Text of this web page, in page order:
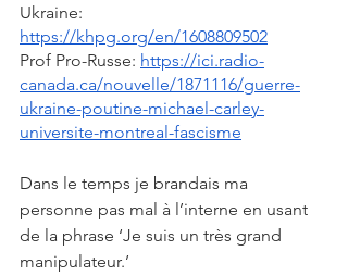
Ukraine:
https://khpg.org/en/1608809502
Prof Pro-Russe: https://ici.radio-
canada.ca/nouvelle/1871116/guerre-
ukraine-poutine-michael-carley-
universite-montreal-fascisme
Dans le temps je brandais ma
personne pas mal à l’interne en usant
de la phrase ‘Je suis un très grand
manipulateur.’